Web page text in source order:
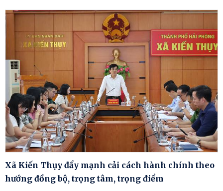
Xã Kiến Thụy đẩy mạnh cải cách hành chính theo
hướng đồng bộ, trọng tâm, trọng điểm